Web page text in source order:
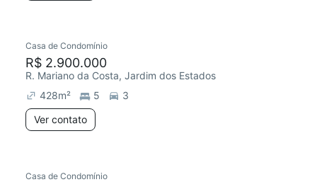
Casa de Condomínio
R$ 2.900.000
R. Mariano da Costa, Jardim dos Estados
428m² 5
3
Ver contato
Casa de Condomínio